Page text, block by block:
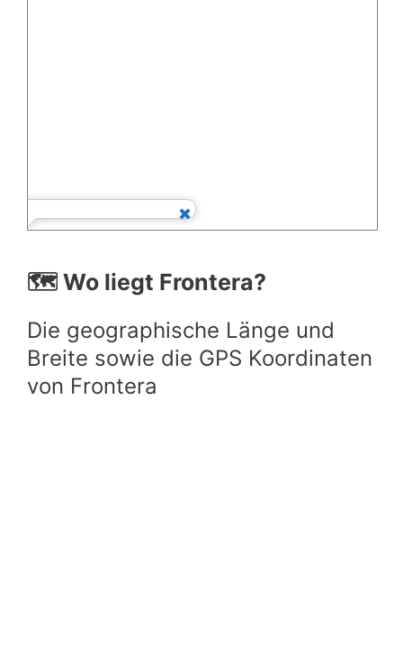
🗺️ Wo liegt Frontera?
Die geographische Länge und
Breite sowie die GPS Koordinaten
von Frontera